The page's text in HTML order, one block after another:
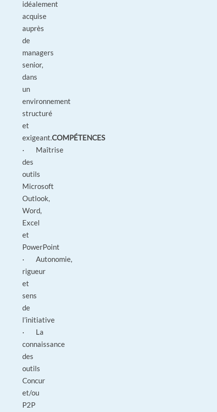
idéalement
acquise
auprès
de
managers
senior,
dans
un
environnement
structuré
et
exigeant.COMPÉTENCES
· Maîtrise
des
outils
Microsoft
Outlook,
Word,
Excel
et
PowerPoint
· Autonomie,
rigueur
et
sens
de
l’initiative
· La
connaissance
des
outils
Concur
et/ou
P2P